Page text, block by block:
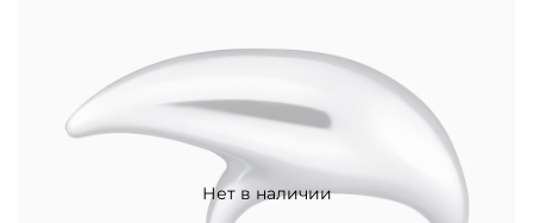
Нет в наличии